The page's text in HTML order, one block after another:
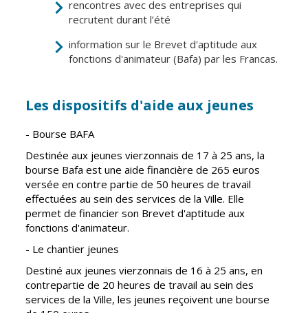
Conseil
d'administration
L'EHPAD
Autonomie
seniors
Santé
Centre de
santé
Contrat local
de santé
Établissements
de soins
Espace
Maurice
Théâtre Mac-
Nab / La
Estivales
Conservatoire
Ateliers arts
plastiques
Musée
Not'île
rencontres avec des entreprises qui
recrutent durant l’été
information sur le Brevet d'aptitude aux
fonctions d'animateur (Bafa) par les Francas.
Les dispositifs d'aide aux jeunes
- Bourse BAFA
Destinée aux jeunes vierzonnais de 17 à 25 ans, la
bourse Bafa est une aide financière de 265 euros
versée en contre partie de 50 heures de travail
effectuées au sein des services de la Ville. Elle
permet de financier son Brevet d'aptitude aux
fonctions d'animateur.
- Le chantier jeunes
Destiné aux jeunes vierzonnais de 16 à 25 ans, en
contrepartie de 20 heures de travail au sein des
services de la Ville, les jeunes reçoivent une bourse